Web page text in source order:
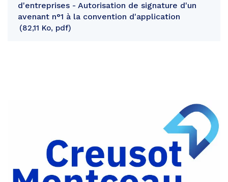
d'entreprises - Autorisation de signature d'un
avenant n°1 à la convention d'application
82,11 Ko, pdf
Facebook
Partager
Twitter
Partager
par